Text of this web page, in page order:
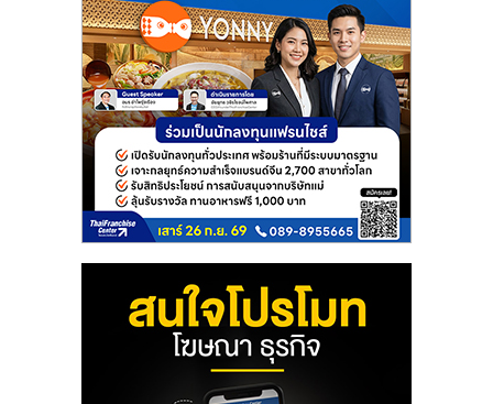
ไชส์
ขาย
หน้า
บ้าน
ลงทุน